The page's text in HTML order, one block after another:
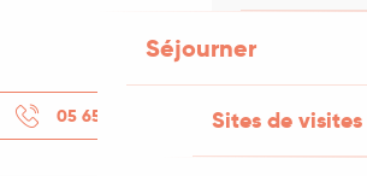
Séjourner
Sites de visites
05 65 40 25